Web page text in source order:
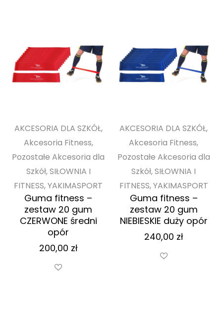
AKCESORIA DLA SZKÓŁ,
Akcesoria Fitness,
Pozostałe Akcesoria dla
Szkół, SIŁOWNIA I
FITNESS, YAKIMASPORT
Guma fitness –
zestaw 20 gum
CZERWONE średni
opór
200,00 zł
AKCESORIA DLA SZKÓŁ,
Akcesoria Fitness,
Pozostałe Akcesoria dla
Szkół, SIŁOWNIA I
FITNESS, YAKIMASPORT
Guma fitness –
zestaw 20 gum
NIEBIESKIE duży opór
240,00 zł